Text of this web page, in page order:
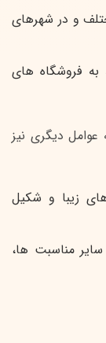
و در شهرهای
به فروشگاه های
عوامل دیگری نیز
زیبا و شکیل
سایر مناسبت ها،